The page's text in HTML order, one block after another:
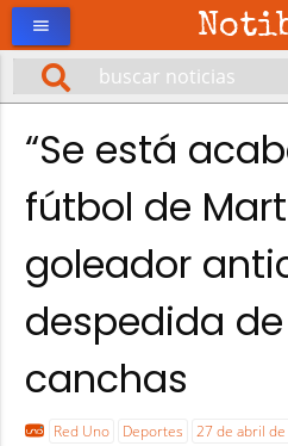
menu
“Se está
fútbol de
goleador
despedida
canchas
Red Uno Deportes 27 de abril